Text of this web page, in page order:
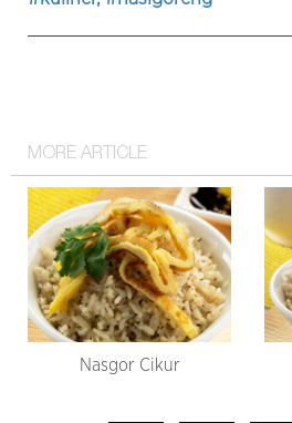
MORE ARTICLE
Nasgor Cikur